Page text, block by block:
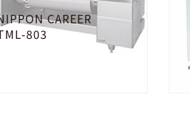
CAREER
803